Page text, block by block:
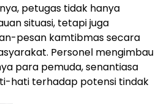
petugas tidak hanya
situasi, tetapi juga
pesan kamtibmas secara
Personel mengimbau
para pemuda, senantiasa
hati terhadap potensi tindak